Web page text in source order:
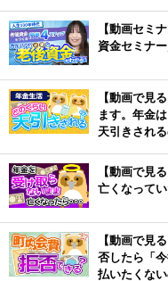
【動画セミ
資金セミナ
【動画で見
ます。年金
天引きされ
【動画で見
亡くなって
【動画で見
否したら「
払いたくな